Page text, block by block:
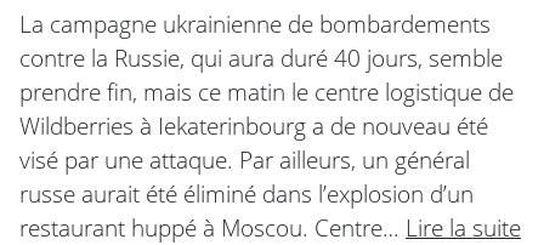
La campagne ukrainienne de bombardements
contre la Russie, qui aura duré 40 jours, semble
prendre fin, mais ce matin le centre logistique de
Wildberries à Iekaterinbourg a de nouveau été
visé par une attaque. Par ailleurs, un général
russe aurait été éliminé dans l’explosion d’un
restaurant huppé à Moscou. Centre… Lire la suite